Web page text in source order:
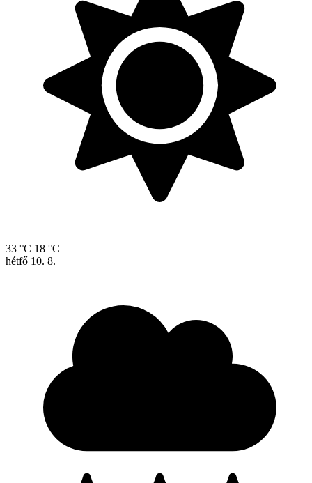
33 °C 18 °C
hétfő 10. 8.